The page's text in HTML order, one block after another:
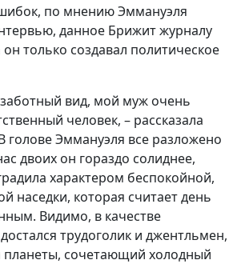
по мнению Эммануэля
данное Брижит журналу
только создавал политическое
вид, мой муж очень
человек, – рассказала
голове Эммануэля все разложено
двоих он гораздо солиднее,
характером беспокойной,
наседки, которая считает день
Видимо, в качестве
трудоголик и джентльмен,
планеты, сочетающий холодный